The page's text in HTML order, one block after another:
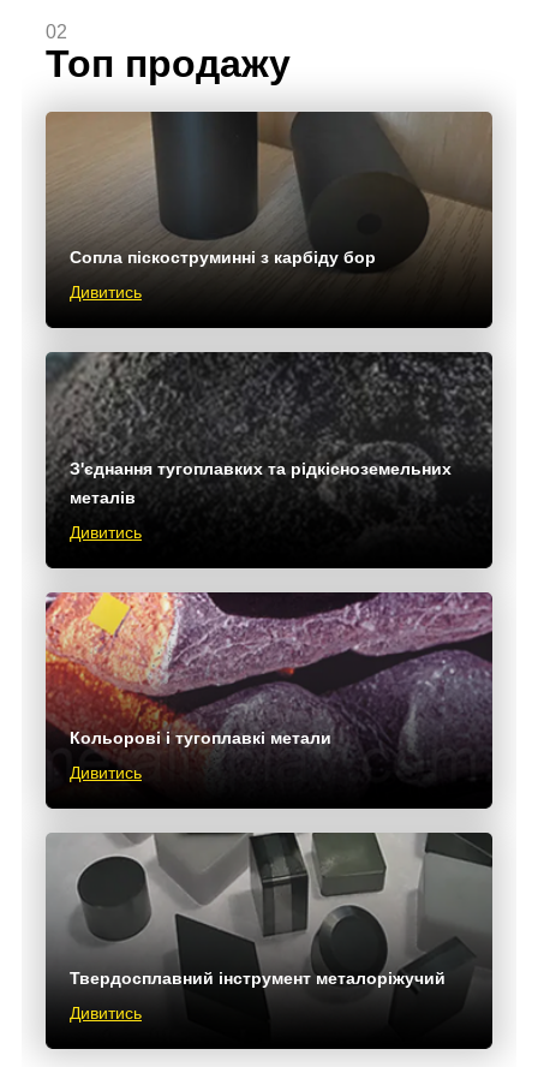
02
Топ продажу
Сопла піскоструминні з карбіду бор
Дивитись
З'єднання тугоплавких та рідкісноземельних
металів
Дивитись
Кольорові і тугоплавкі метали
Дивитись
Твердосплавний інструмент металоріжучий
Дивитись